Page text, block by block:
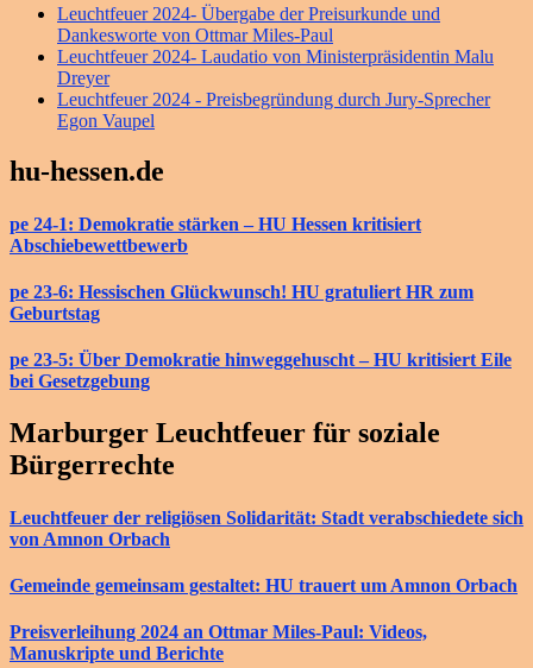
Leuchtfeuer 2024- Übergabe der Preisurkunde und
Dankesworte von Ottmar Miles-Paul
Leuchtfeuer 2024- Laudatio von Ministerpräsidentin Malu
Dreyer
Leuchtfeuer 2024 - Preisbegründung durch Jury-Sprecher
Egon Vaupel
hu-hessen.de
pe 24-1: Demokratie stärken – HU Hessen kritisiert
Abschiebewettbewerb
pe 23-6: Hessischen Glückwunsch! HU gratuliert HR zum
Geburtstag
pe 23-5: Über Demokratie hinweggehuscht – HU kritisiert Eile
bei Gesetzgebung
Marburger Leuchtfeuer für soziale
Bürgerrechte
Leuchtfeuer der religiösen Solidarität: Stadt verabschiedete sich
von Amnon Orbach
Gemeinde gemeinsam gestaltet: HU trauert um Amnon Orbach
Preisverleihung 2024 an Ottmar Miles-Paul: Videos,
Manuskripte und Berichte